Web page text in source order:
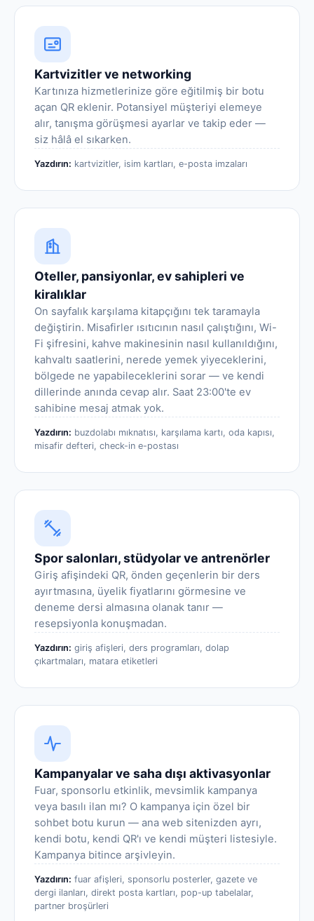
Kartvizitler ve networking
Kartınıza hizmetlerinize göre eğitilmiş bir botu
açan QR eklenir. Potansiyel müşteriyi elemeye
alır, tanışma görüşmesi ayarlar ve takip eder —
siz hâlâ el sıkarken.
Yazdırın: kartvizitler, isim kartları, e-posta imzaları
Oteller, pansiyonlar, ev sahipleri ve
kiralıklar
On sayfalık karşılama kitapçığını tek taramayla
değiştirin. Misafirler ısıtıcının nasıl çalıştığını, Wi-
Fi şifresini, kahve makinesinin nasıl kullanıldığını,
kahvaltı saatlerini, nerede yemek yiyeceklerini,
bölgede ne yapabileceklerini sorar — ve kendi
dillerinde anında cevap alır. Saat 23:00'te ev
sahibine mesaj atmak yok.
Yazdırın: buzdolabı mıknatısı, karşılama kartı, oda kapısı,
misafir defteri, check-in e-postası
Spor salonları, stüdyolar ve antrenörler
Giriş afişindeki QR, önden geçenlerin bir ders
ayırtmasına, üyelik fiyatlarını görmesine ve
deneme dersi almasına olanak tanır —
resepsiyonla konuşmadan.
Yazdırın: giriş afişleri, ders programları, dolap
çıkartmaları, matara etiketleri
Kampanyalar ve saha dışı aktivasyonlar
Fuar, sponsorlu etkinlik, mevsimlik kampanya
veya basılı ilan mı? O kampanya için özel bir
sohbet botu kurun — ana web sitenizden ayrı,
kendi botu, kendi QR'ı ve kendi müşteri listesiyle.
Kampanya bitince arşivleyin.
Yazdırın: fuar afişleri, sponsorlu posterler, gazete ve
dergi ilanları, direkt posta kartları, pop-up tabelalar,
partner broşürleri